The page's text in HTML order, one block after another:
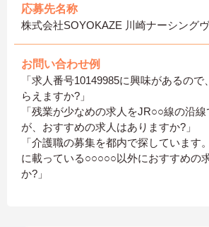
応募先名称
株式会社SOYOKAZE 川崎ナーシング
お問い合わせ例
「求人番号10149985に興味があるの
らえますか?」
「残業が少なめの求人をJR○○線の沿
が、おすすめの求人はありますか?」
「介護職の募集を都内で探しています
に載っている○○○○○以外におすすめの
か?」